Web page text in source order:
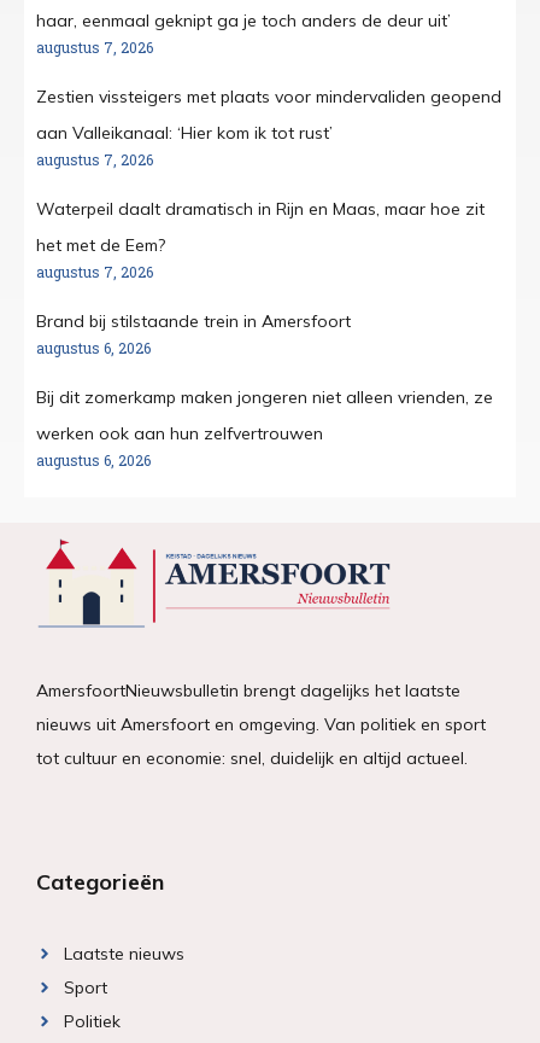
haar, eenmaal geknipt ga je toch anders de deur uit’
augustus 7, 2026
Zestien vissteigers met plaats voor mindervaliden geopend
aan Valleikanaal: ‘Hier kom ik tot rust’
augustus 7, 2026
Waterpeil daalt dramatisch in Rijn en Maas, maar hoe zit
het met de Eem?
augustus 7, 2026
Brand bij stilstaande trein in Amersfoort
augustus 6, 2026
Bij dit zomerkamp maken jongeren niet alleen vrienden, ze
werken ook aan hun zelfvertrouwen
augustus 6, 2026
AmersfoortNieuwsbulletin brengt dagelijks het laatste
nieuws uit Amersfoort en omgeving. Van politiek en sport
tot cultuur en economie: snel, duidelijk en altijd actueel.
Categorieën
Laatste nieuws
Sport
Politiek